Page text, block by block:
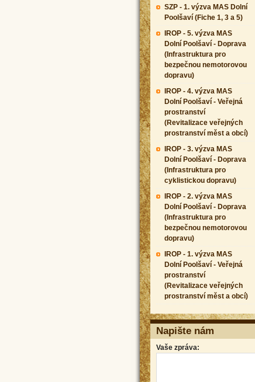
SZP - 1. výzva MAS Dolní
Poolšaví (Fiche 1, 3 a 5)
IROP - 5. výzva MAS
Dolní Poolšaví - Doprava
(Infrastruktura pro
bezpečnou nemotorovou
dopravu)
IROP - 4. výzva MAS
Dolní Poolšaví - Veřejná
prostranství
(Revitalizace veřejných
prostranství měst a obcí)
IROP - 3. výzva MAS
Dolní Poolšaví - Doprava
(Infrastruktura pro
cyklistickou dopravu)
IROP - 2. výzva MAS
Dolní Poolšaví - Doprava
(Infrastruktura pro
bezpečnou nemotorovou
dopravu)
IROP - 1. výzva MAS
Dolní Poolšaví - Veřejná
prostranství
(Revitalizace veřejných
prostranství měst a obcí)
Napište nám
Vaše zpráva: